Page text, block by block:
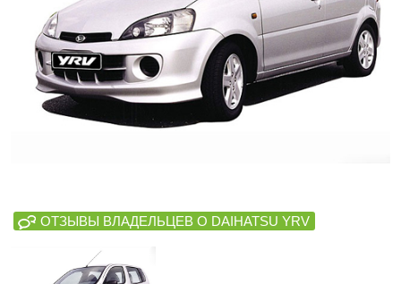
ОТЗЫВЫ ВЛАДЕЛЬЦЕВ О DAIHATSU YRV